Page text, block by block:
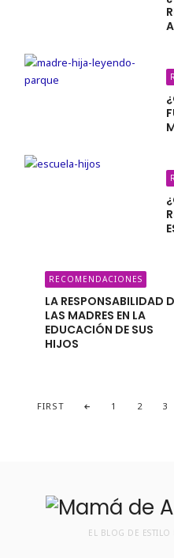
RECOMENDACIONES
LA RESPONSABILIDAD
LAS MADRES EN LA
EDUCACIÓN DE SUS
HIJOS
FIRST 1 2 3
EL BLOG DE ESTILO